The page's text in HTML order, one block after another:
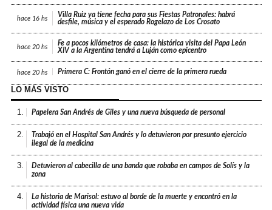
hace 16 hs
Villa Ruiz ya tiene fecha para sus Fiestas Patronales: habrá
desfile, música y el esperado Rogelazo de Los Crosato
hace 20 hs
Fe a pocos kilómetros de casa: la histórica visita del Papa León
XIV a la Argentina tendrá a Luján como epicentro
hace 20 hs Primera C: Frontón ganó en el cierre de la primera rueda
LO MÁS VISTO
1. Papelera San Andrés de Giles y una nueva búsqueda de personal
2.
Trabajó en el Hospital San Andrés y lo detuvieron por presunto ejercicio
ilegal de la medicina
3.
Detuvieron al cabecilla de una banda que robaba en campos de Solís y la
zona
4.
La historia de Marisol: estuvo al borde de la muerte y encontró en la
actividad física una nueva vida